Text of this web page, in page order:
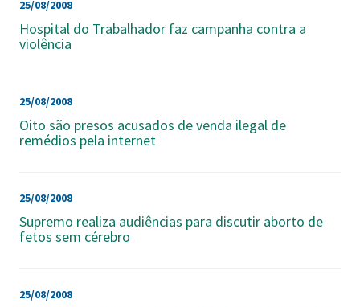
25/08/2008
Hospital do Trabalhador faz campanha contra a
violência
25/08/2008
Oito são presos acusados de venda ilegal de
remédios pela internet
25/08/2008
Supremo realiza audiências para discutir aborto de
fetos sem cérebro
25/08/2008